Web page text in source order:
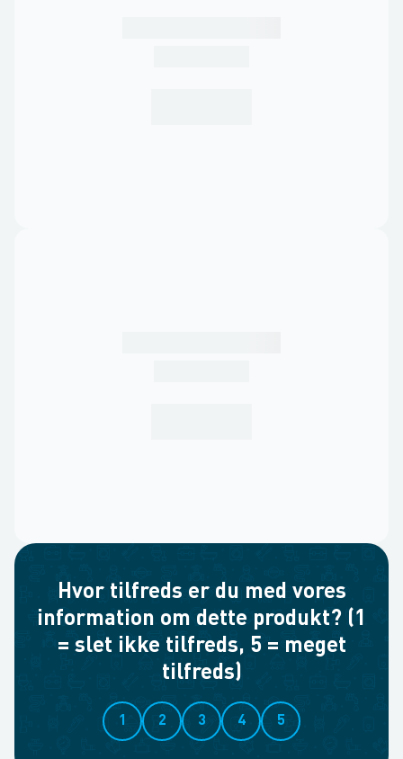
Hvor tilfreds er du med vores
information om dette produkt? (1
= slet ikke tilfreds, 5 = meget
tilfreds)
1 2 3 4 5